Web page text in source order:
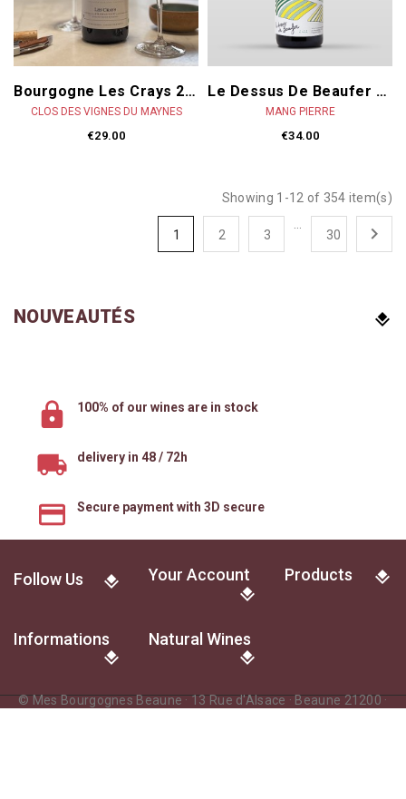
Bourgogne Les Crays 2023
CLOS DES VIGNES DU MAYNES
€29.00
Le Dessus De Beaufer 2023
MANG PIERRE
€34.00
Showing 1-12 of 354 item(s)
1 2 3 30 
NOUVEAUTÉS
100% of our wines are in stock
delivery in 48 / 72h
Secure payment with 3D secure
Follow Us Your Account Products
Informations Natural Wines
© Mes Bourgognes Beaune · 13 Rue d'Alsace · Beaune 21200 ·